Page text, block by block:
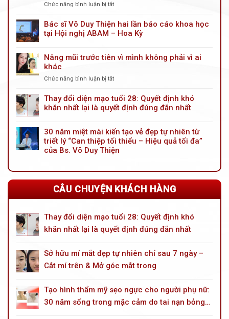
Chức năng bình luận bị tắt
thuật
treo
soi
pháp
trẻ
mắt
toàn
diện
tuổi
trung
niên
Bác sĩ Võ Duy Thiện hai lần báo cáo khoa học
tại Hội nghị ABAM – Hoa Kỳ
Nâng mũi trước tiên vì mình không phải vì ai
khác
Chức năng bình luận bị tắt
mũi
trước
mình
không
phải
Thay đổi diện mạo tuổi 28: Quyết định khó
khăn nhất lại là quyết định đúng đắn nhất
30 năm miệt mài kiến tạo vẻ đẹp tự nhiên từ
triết lý “Can thiệp tối thiểu – Hiệu quả tối đa”
của Bs. Võ Duy Thiện
CÂU CHUYỆN KHÁCH HÀNG
Thay đổi diện mạo tuổi 28: Quyết định khó
khăn nhất lại là quyết định đúng đắn nhất
Sở hữu mí mắt đẹp tự nhiên chỉ sau 7 ngày –
Cắt mí trên & Mở góc mắt trong
Tạo hình thẩm mỹ sẹo ngực cho người phụ nữ:
30 năm sống trong mặc cảm do tai nạn bỏng